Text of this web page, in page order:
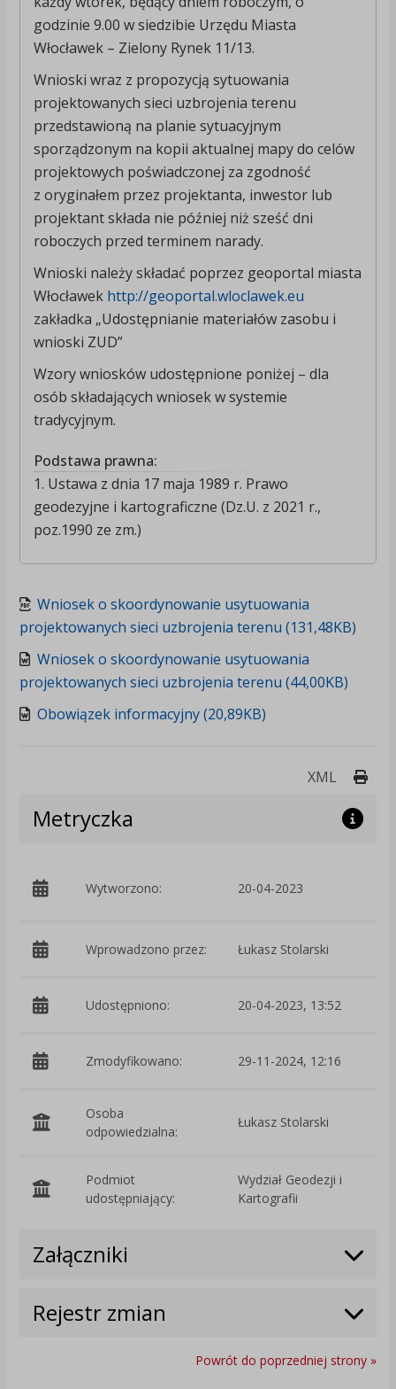
godzinie 9.00 w siedzibie Urzędu Miasta
Włocławek – Zielony Rynek 11/13.
Wnioski wraz z propozycją sytuowania
projektowanych sieci uzbrojenia terenu
przedstawioną na planie sytuacyjnym
sporządzonym na kopii aktualnej mapy do celów
projektowych poświadczonej za zgodność
z oryginałem przez projektanta, inwestor lub
projektant składa nie później niż sześć dni
roboczych przed terminem narady.
Wnioski należy składać poprzez geoportal miasta
Włocławek http://geoportal.wloclawek.eu
zakładka „Udostępnianie materiałów zasobu i
wnioski ZUD”
Wzory wniosków udostępnione poniżej – dla
osób składających wniosek w systemie
tradycyjnym.
Podstawa prawna:
1. Ustawa z dnia 17 maja 1989 r. Prawo
geodezyjne i kartograficzne (Dz.U. z 2021 r.,
poz.1990 ze zm.)
Wniosek o skoordynowanie usytuowania
projektowanych sieci uzbrojenia terenu (131,48KB)
Wniosek o skoordynowanie usytuowania
projektowanych sieci uzbrojenia terenu (44,00KB)
Obowiązek informacyjny (20,89KB)
XML
Metryczka
Wytworzono: 20-04-2023
Wprowadzono przez: Łukasz Stolarski
Udostępniono: 20-04-2023, 13:52
Zmodyfikowano: 29-11-2024, 12:16
Osoba
odpowiedzialna:
Łukasz Stolarski
Podmiot
udostępniający:
Wydział Geodezji i
Kartografii
Załączniki
Rejestr zmian
Powrót do poprzedniej strony »